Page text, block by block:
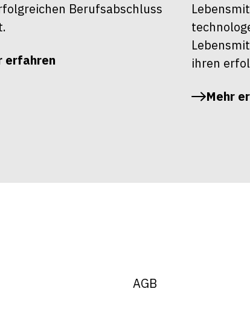
Berufsabschluss
erfahren
ihren
Mehr
AGB